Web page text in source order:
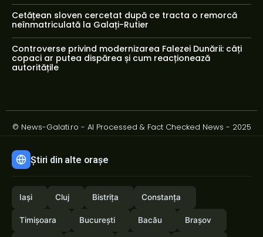
Cetățean sloven cercetat după ce tracta o remorcă
neînmatriculată la Galați-Rutier
Controverse privind modernizarea Falezei Dunării: câți
copaci ar putea dispărea și cum reacționează
autoritățile
© News-Galati.ro - AI Processed & Fact Checked News - 2025
Știri din alte orașe
Iași Cluj Bistrița Constanța
Timișoara București Bacău Brașov